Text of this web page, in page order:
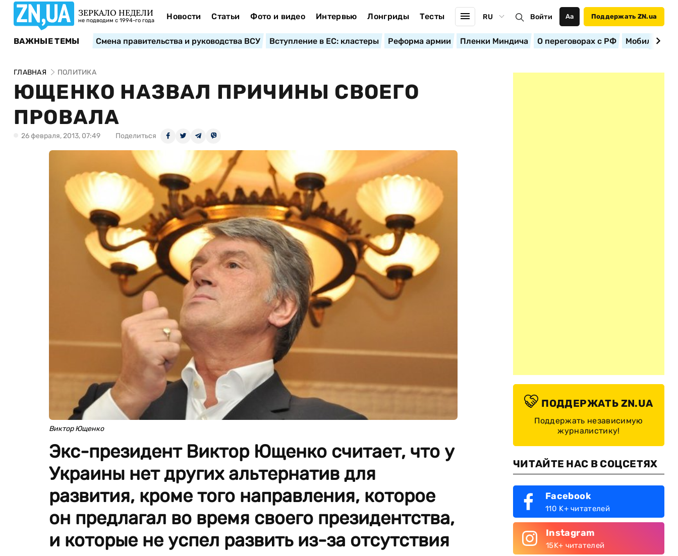
ЗЕРКАЛО НЕДЕЛИ
не подводим с 1994-го года Новости Статьи Фото и видео Интервью Лонгриды Тесты RU Войти Аа Поддержать ZN.ua
ВАЖНЫЕ ТЕМЫ Смена правительства и руководства ВСУ Вступление в ЕС: кластеры Реформа армии Пленки Миндича О переговорах с РФ
ГЛАВНАЯ ПОЛИТИКА
ЮЩЕНКО НАЗВАЛ ПРИЧИНЫ СВОЕГО
ПРОВАЛА
26 февраля, 2013, 07:49 Поделиться
Виктор Ющенко
Экс-президент Виктор Ющенко считает, что у
Украины нет других альтернатив для
развития, кроме того направления, которое
он предлагал во время своего президентства,
и которые не успел развить из-за отсутствия
ПОДДЕРЖАТЬ ZN.UA
Поддержать независимую
журналистику!
ЧИТАЙТЕ НАС В СОЦСЕТЯХ
Facebook
110 K+ читателей
Instagram
15K+ читателей